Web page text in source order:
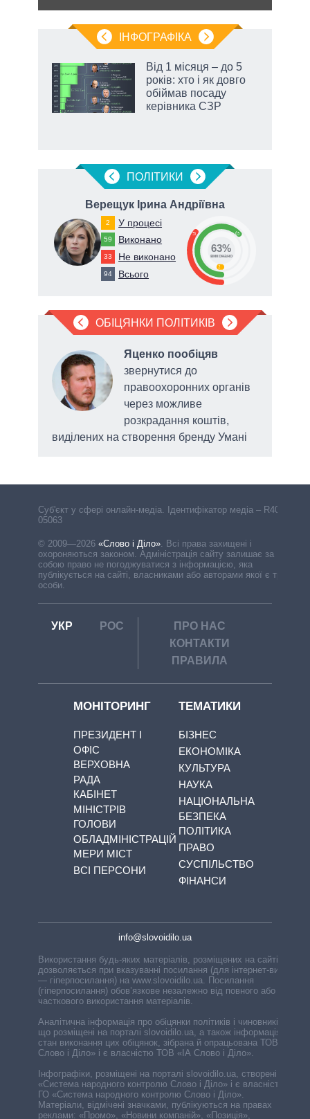
ІНФОГРАФІКА
Від 1 місяця – до 5
років: хто і як довго
обіймав посаду
керівника СЗР
ПОЛIТИКИ
Верещук Ірина Андріївна
2 У процесі
59 Виконано
33 Не виконано
94 Всього
35 63
2
63%
виконано
ОБІЦЯНКИ ПОЛІТИКІВ
Яценко пообіцяв
звернутися до
правоохоронних органів
через можливе
розкрадання коштів,
виділених на створення бренду Умані
Cуб'єкт у сфері онлайн-медіа. Ідентифікатор медіа – R40-
05063
© 2009—2026 «Слово і Діло»
Всі права захищені і
охороняються законом. Адміністрація сайту залишає за
собою право не погоджуватися з інформацією, яка
публікується на сайті, власниками або авторами якої є треті
особи.
УКР РОС
ПРО НАС
КОНТАКТИ
ПРАВИЛА
МОНІТОРИНГ
ПРЕЗИДЕНТ І
ОФІС
ВЕРХОВНА
РАДА
КАБІНЕТ
МІНІСТРІВ
ГОЛОВИ
ОБЛАДМІНІСТРАЦІЙ
МЕРИ МІСТ
ВСІ ПЕРСОНИ
ТЕМАТИКИ
БІЗНЕС
ЕКОНОМІКА
КУЛЬТУРА
НАУКА
НАЦІОНАЛЬНА
БЕЗПЕКА
ПОЛІТИКА
ПРАВО
СУСПІЛЬСТВО
ФІНАНСИ
info@slovoidilo.ua
Використання будь-яких матеріалів, розміщених на сайті,
дозволяється при вказуванні посилання (для інтернет-видань
— гіперпосилання) на www.slovoidilo.ua. Посилання
(гіперпосилання) обов’язкове незалежно від повного або
часткового використання матеріалів.
Аналітична інформація про обіцянки політиків і чиновників,
що розміщені на порталі slovoidilo.ua, а також інформація про
стан виконання цих обіцянок, зібрана й опрацьована ТОВ «ІА
Слово і Діло» і є власністю ТОВ «ІА Слово і Діло».
Інфографіки, розміщені на порталі slovoidilo.ua, створені ГО
«Система народного контролю Слово і Діло» і є власністю
ГО «Система народного контролю Слово і Діло».
Матеріали, відмічені значками, публікуються на правах
реклами: «Промо», «Новини компаній», «Позиція»,